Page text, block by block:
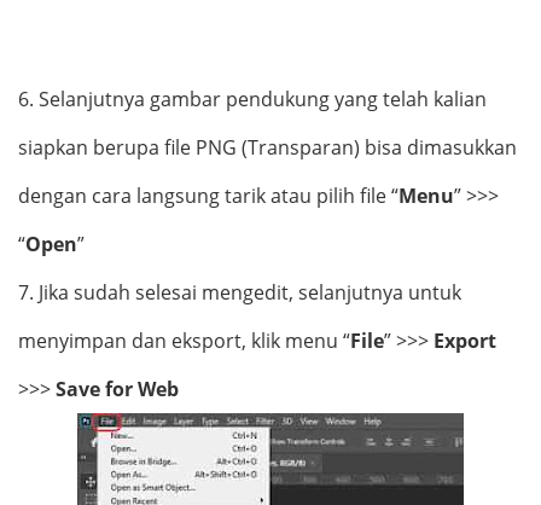
6. Selanjutnya gambar pendukung yang telah kalian
siapkan berupa file PNG (Transparan) bisa dimasukkan
dengan cara langsung tarik atau pilih file “Menu” >>>
“Open”
7. Jika sudah selesai mengedit, selanjutnya untuk
menyimpan dan eksport, klik menu “File” >>> Export
>>>Save for Web